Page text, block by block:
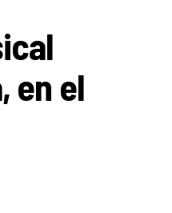
en el